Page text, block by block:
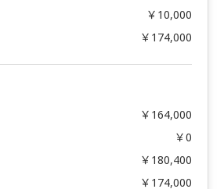
￥10,000
￥174,000
￥164,000
￥0
￥180,400
￥174,000